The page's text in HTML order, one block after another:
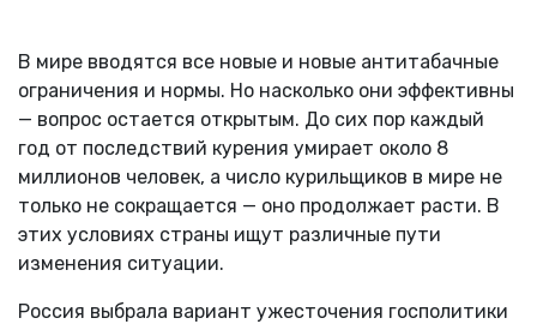
В мире вводятся все новые и новые антитабачные
ограничения и нормы. Но насколько они эффективны
— вопрос остается открытым. До сих пор каждый
год от последствий курения умирает около 8
миллионов человек, а число курильщиков в мире не
только не сокращается — оно продолжает расти. В
этих условиях страны ищут различные пути
изменения ситуации.
Россия выбрала вариант ужесточения госполитики